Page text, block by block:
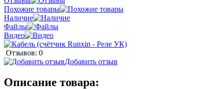
Похожие товары
Наличие
Файлы
Видео
Отзывов: 0
Добавить отзыв
Описание товара: